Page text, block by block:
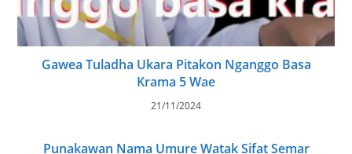
Gawea Tuladha Ukara Pitakon Nganggo Basa
Krama 5 Wae
21/11/2024
Punakawan Nama Umure Watak Sifat Semar